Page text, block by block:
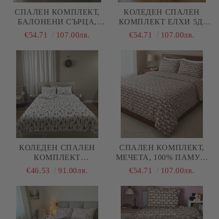
СПАЛЕН КОМПЛЕКТ,
БАЛОНЕНИ СЪРЦА,
100% ПАМУК/ 5Д,
€54.71 107.00лв.
КОЛЕДЕН СПАЛЕН
КОМПЛЕКТ ЕЛХИ 5Д,
100% ПАМУК/ 5Д,
€54.71 107.00лв.
КОЛЕДЕН СПАЛЕН
КОМПЛЕКТ
"ЛЕШНИОТРОШАЧИ",
4 ЧАСТИ,
€46.53 91.00лв.
СПАЛЕН КОМПЛЕКТ,
МЕЧЕТА, 100% ПАМУК/
5Д, РАНФОРС, 4 ЧАСТИ
€54.71 107.00лв.